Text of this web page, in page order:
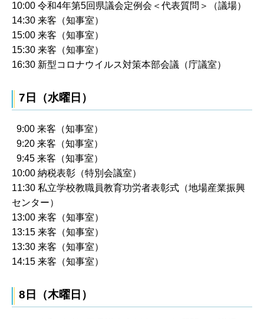
10:00 令和4年第5回県議会定例会＜代表質問＞（議場）
14:30 来客（知事室）
15:00 来客（知事室）
15:30 来客（知事室）
16:30 新型コロナウイルス対策本部会議（庁議室）
7日（水曜日）
9:00 来客（知事室）
9:20 来客（知事室）
9:45 来客（知事室）
10:00 納税表彰（特別会議室）
11:30 私立学校教職員教育功労者表彰式（地場産業振興
センター）
13:00 来客（知事室）
13:15 来客（知事室）
13:30 来客（知事室）
14:15 来客（知事室）
8日（木曜日）